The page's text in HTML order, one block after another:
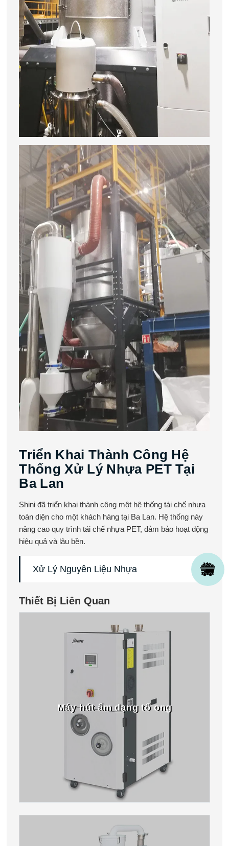
Triển Khai Thành Công Hệ
Thống Xử Lý Nhựa PET Tại
Ba Lan
Shini đã triển khai thành công một hệ thống tái chế nhựa
toàn diện cho một khách hàng tại Ba Lan. Hệ thống này
nâng cao quy trình tái chế nhựa PET, đảm bảo hoạt động
hiệu quả và lâu bền.
Xử Lý Nguyên Liệu Nhựa
Thiết Bị Liên Quan
Máy hút ẩm dạng tổ ong